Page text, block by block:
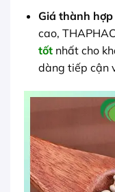
Giá thành hợp
cao,
tốtnhất cho
dàng tiếp cận